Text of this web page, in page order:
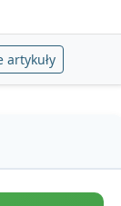
artykuły